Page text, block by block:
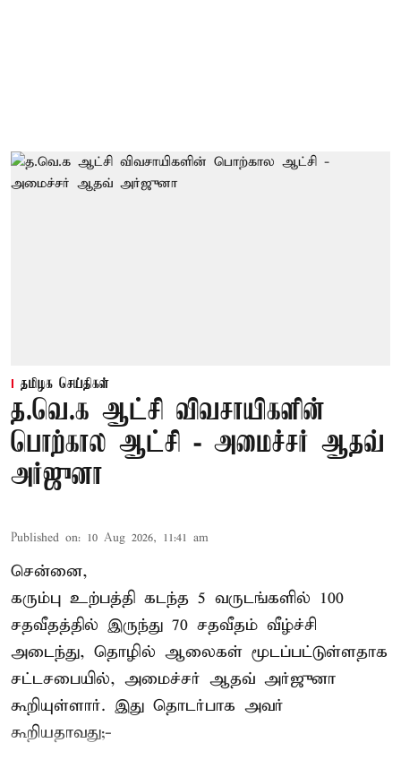
தமிழக செய்திகள்
த.வெ.க ஆட்சி விவசாயிகளின்
பொற்கால ஆட்சி - அமைச்சர் ஆதவ்
அர்ஜுனா
Published on: 10 Aug 2026, 11:41 am
சென்னை,
கரும்பு உற்பத்தி கடந்த 5 வருடங்களில் 100
சதவீதத்தில் இருந்து 70 சதவீதம் வீழ்ச்சி
அடைந்து, தொழில் ஆலைகள் மூடப்பட்டுள்ளதாக
சட்டசபையில், அமைச்சர் ஆதவ் அர்ஜுனா
கூறியுள்ளார். இது தொடர்பாக அவர்
கூறியதாவது;-